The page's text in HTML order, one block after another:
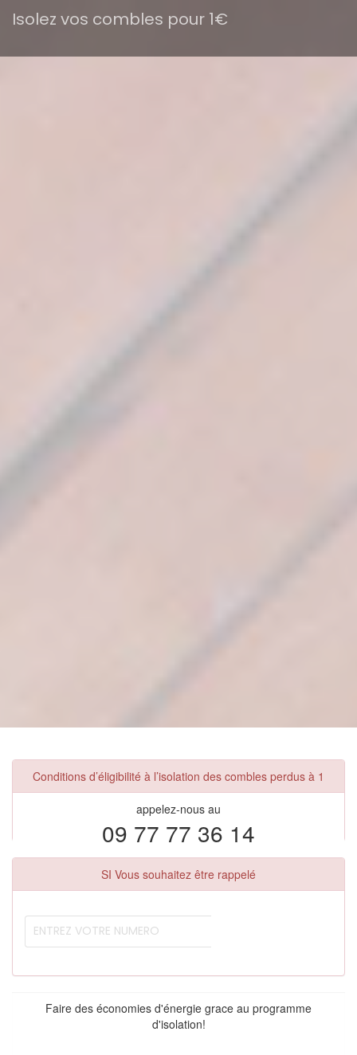
Isolez vos combles pour 1€
Conditions d’éligibilité à l’isolation des combles perdus à 1
appelez-nous au
09 77 77 36 14
SI Vous souhaitez être rappelé
Faire des économies d'énergie grace au programme
d'isolation!